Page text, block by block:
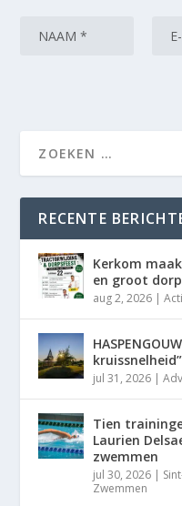
RECENTE
Kerkom
en groot
aug 2, 2026 |
kruissnelheid”
jul 31, 2026 |
Tien
Laurien
zwemmen
jul 30, 2026 |
Zwemmen